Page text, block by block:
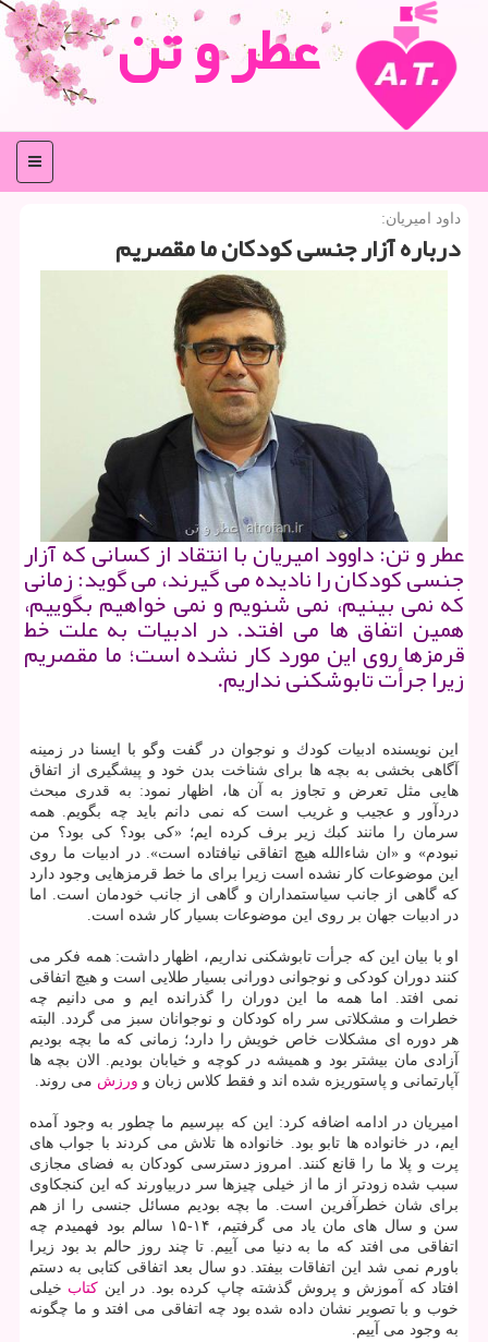
عطر و تن
منو
داود امیریان:
درباره آزار جنسی كودكان ما مقصریم
عطر و تن: داوود امیریان با انتقاد از كسانی كه آزار
جنسی كودكان را نادیده می گیرند، می گوید: زمانی
كه نمی بینیم، نمی شنویم و نمی خواهیم بگوییم،
همین اتفاق ها می افتد. در ادبیات به علت خط
قرمزها روی این مورد كار نشده است؛ ما مقصریم
زیرا جرأت تابوشكنی نداریم.
این نویسنده ادبیات كودك و نوجوان در گفت وگو با ایسنا در زمینه
آگاهی بخشی به بچه ها برای شناخت بدن خود و پیشگیری از اتفاق
هایی مثل تعرض و تجاوز به آن ها، اظهار نمود: به قدری مبحث
دردآور و عجیب و غریب است كه نمی دانم باید چه بگویم. همه
سرمان را مانند كبك زیر برف كرده ایم؛ «كی بود؟ كی بود؟ من
نبودم» و «ان شاءالله هیچ اتفاقی نیافتاده است». در ادبیات ما روی
این موضوعات كار نشده است زیرا برای ما خط قرمزهایی وجود دارد
كه گاهی از جانب سیاستمداران و گاهی از جانب خودمان است. اما
در ادبیات جهان بر روی این موضوعات بسیار كار شده است.
او با بیان این كه جرأت تابوشكنی نداریم، اظهار داشت: همه فكر می
كنند دوران كودكی و نوجوانی دورانی بسیار طلایی است و هیچ اتفاقی
نمی افتد. اما همه ما این دوران را گذرانده ایم و می دانیم چه
خطرات و مشكلاتی سر راه كودكان و نوجوانان سبز می گردد. البته
هر دوره ای مشكلات خاص خویش را دارد؛ زمانی كه ما بچه بودیم
آزادی مان بیشتر بود و همیشه در كوچه و خیابان بودیم. الان بچه ها
آپارتمانی و پاستوریزه شده اند و فقط كلاس زبان و ورزش می روند.
امیریان در ادامه اضافه كرد: این كه بپرسیم ما چطور به وجود آمده
ایم، در خانواده ها تابو بود. خانواده ها تلاش می كردند با جواب های
پرت و پلا ما را قانع كنند. امروز دسترسی كودكان به فضای مجازی
سبب شده زودتر از ما از خیلی چیزها سر دربیاورند كه این كنجكاوی
برای شان خطرآفرین است. ما بچه بودیم مسائل جنسی را از هم
سن و سال های مان یاد می گرفتیم، ۱۴-۱۵ سالم بود فهمیدم چه
اتفاقی می افتد كه ما به دنیا می آییم. تا چند روز حالم بد بود زیرا
باورم نمی شد این اتفاقات بیفتد. دو سال بعد اتفاقی كتابی به دستم
افتاد كه آموزش و پروش گذشته چاپ كرده بود. در این كتاب خیلی
خوب و با تصویر نشان داده شده بود چه اتفاقی می افتد و ما چگونه
به وجود می آییم.